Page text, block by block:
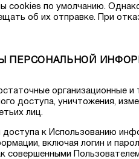
cookies по умолчанию.
об их отправке. При
ПЕРСОНАЛЬНОЙ
доступа, уничтожения,
лиц.
доступа к Использованию
включая логин и
совершенными